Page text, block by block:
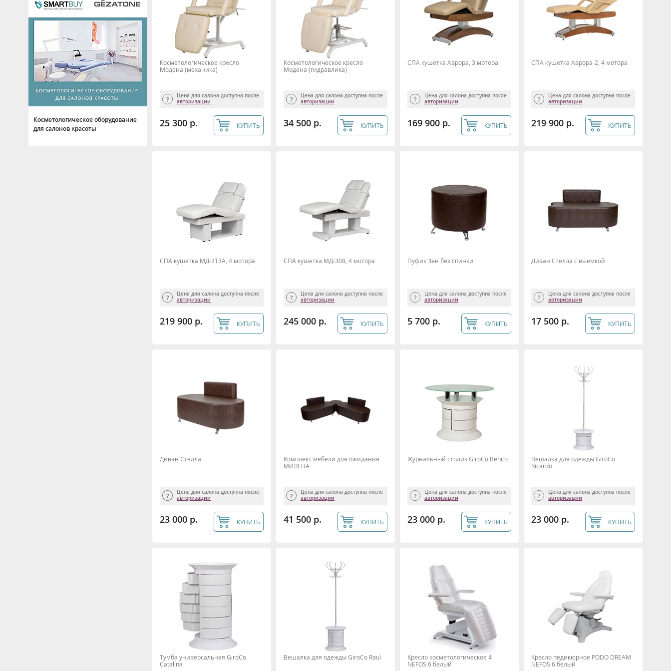
Осветление и пигментация
От выпадения волос
Очищение волос
Очищение и демакияж
Пилинг
Похудение, снижение веса
Стимуляция роста
Косметологическое оборудование
для салонов красоты
Косметологическое кресло
Модена (механика)
Цена для салона доступна после
авторизации
25 300 р. КУПИТЬ
Косметологическое кресло
Модена (гидравлика)
Цена для салона доступна после
авторизации
34 500 р. КУПИТЬ
СПА кушетка Аврора, 3 мотора
Цена для салона доступна после
авторизации
169 900 р. КУПИТЬ
СПА кушетка Аврора-2, 4 мотора
Цена для салона доступна после
авторизации
219 900 р. КУПИТЬ
СПА кушетка МД-313А, 4 мотора
Цена для салона доступна после
авторизации
219 900 р. КУПИТЬ
СПА кушетка МД-308, 4 мотора
Цена для салона доступна после
авторизации
245 000 р. КУПИТЬ
Пуфик Зен без спинки
Цена для салона доступна после
авторизации
5 700 р. КУПИТЬ
Диван Стелла с выемкой
Цена для салона доступна после
авторизации
17 500 р. КУПИТЬ
Диван Стелла
Цена для салона доступна после
авторизации
23 000 р. КУПИТЬ
Комплект мебели для ожидания
МИЛЕНА
Цена для салона доступна после
авторизации
41 500 р. КУПИТЬ
Журнальный столик GiroCo Benito
Цена для салона доступна после
авторизации
23 000 р. КУПИТЬ
Вешалка для одежды GiroCo
Ricardo
Цена для салона доступна после
авторизации
23 000 р. КУПИТЬ
Тумба универсальная GiroCo
Catalina
Вешалка для одежды GiroCo Raul
Кресло косметологическое 4
NEFOS 6 белый
Кресло педикюрное PODO DREAM
NEFOS 6 белый